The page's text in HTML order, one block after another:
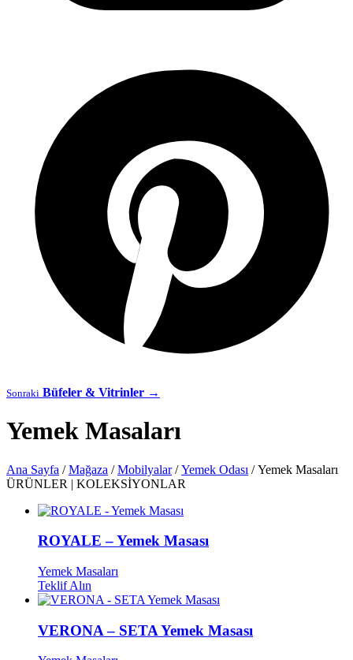
Sonraki Büfeler & Vitrinler →
Yemek Masaları
Ana Sayfa /Mağaza /Mobilyalar/Yemek Odası / Yemek Masaları
ÜRÜNLER | KOLEKSİYONLAR
ROYALE – Yemek Masası
Yemek Masaları
Teklif Alın
VERONA – SETA Yemek Masası